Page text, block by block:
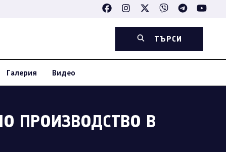
ТЪРСИ
Галерия Видео
ПРОИЗВОДСТВО В